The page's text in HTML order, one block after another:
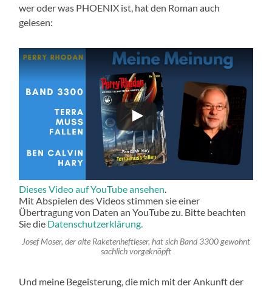
wer oder was PHOENIX ist, hat den Roman auch
gelesen:
Dieses Video auf YouTube ansehen.
Mit Abspielen des Videos stimmen sie einer
Übertragung von Daten an YouTube zu. Bitte beachten
Sie die Datenschutzerklärung.
Josef Moser, der alte Raketenheftleser, hat sich Band 3300 gewohnt
sachlich vorgeknöpft
Und meine Begeisterung, die mich mit der Ankunft der